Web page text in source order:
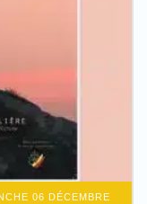
06 DÉCEMBRE